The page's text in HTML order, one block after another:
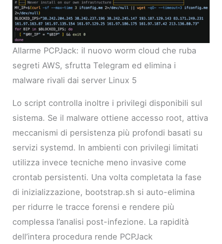
Allarme PCPJack: il nuovo worm cloud che ruba
segreti AWS, sfrutta Telegram ed elimina i
malware rivali dai server Linux 5
Lo script controlla inoltre i privilegi disponibili sul
sistema. Se il malware ottiene accesso root, attiva
meccanismi di persistenza più profondi basati su
servizi systemd. In ambienti con privilegi limitati
utilizza invece tecniche meno invasive come
crontab persistenti. Una volta completata la fase
di inizializzazione, bootstrap.sh si auto-elimina
per ridurre le tracce forensi e rendere più
complessa l’analisi post-infezione. La rapidità
dell’intera procedura rende PCPJack